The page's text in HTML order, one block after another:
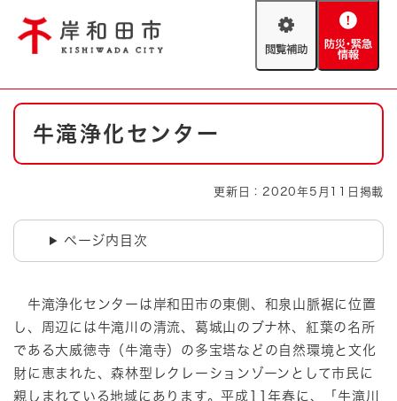
閲
助
防
緊
やさしい日本語
背景色変更 白 黒 青
とじる
防災・緊急情報
ハザードマップ AED設置箇所
本
牛滝浄化センター
更新日：2020年5月11日掲載
ページ内目次
牛滝浄化センターは岸和田市の東側、和泉山脈裾に位置
し、周辺には牛滝川の清流、葛城山のブナ林、紅葉の名所
である大威徳寺（牛滝寺）の多宝塔などの自然環境と文化
財に恵まれた、森林型レクレーションゾーンとして市民に
親しまれている地域にあります。平成11年春に、「牛滝川